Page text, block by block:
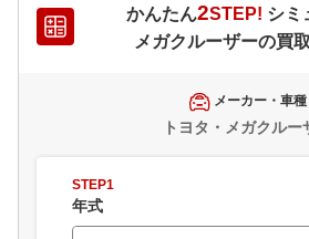
かんたん2STEP! シミ
メガクルーザーの買
メーカー・車種
トヨタ・メガクルー
STEP1
年式